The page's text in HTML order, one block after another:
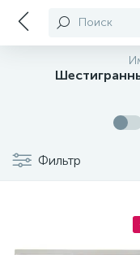
Поиск
Фильтр